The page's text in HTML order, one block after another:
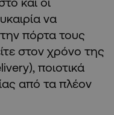
να
πόρτα τους
στον χρόνο της
ποιοτικά
από τα πλέον